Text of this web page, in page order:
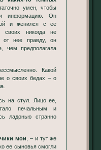
умен, чтобы
информацию. Он
и женился с ее
своих никогда не
от нее правду, он
чем предполагала
о своих бедах – о
печальным и
ладонью странно
мои
, – и тут же
ее сыновья смогли